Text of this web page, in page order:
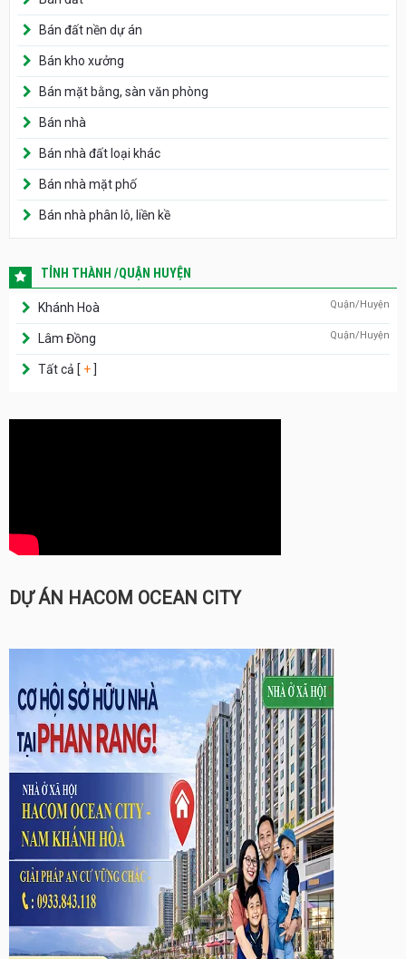
Bán đất nền dự án
Bán kho xưởng
Bán mặt bằng, sàn văn phòng
Bán nhà
Bán nhà đất loại khác
Bán nhà mặt phố
Bán nhà phân lô, liền kề
TỈNH THÀNH /QUẬN HUYỆN
Khánh Hoà Quận/Huyện
Lâm Đồng Quận/Huyện
Tất cả [ + ]
DỰ ÁN HACOM OCEAN CITY